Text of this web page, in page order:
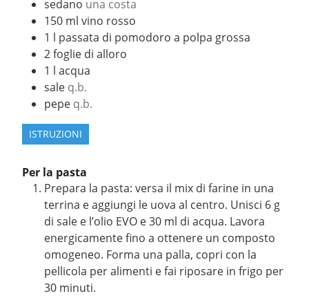
sedano una costa
150 ml vino rosso
1 l passata di pomodoro a polpa grossa
2foglie di alloro
1 l acqua
sale q.b.
pepe q.b.
ISTRUZIONI
Per la pasta
Prepara la pasta: versa il mix di farine in una
terrina e aggiungi le uova al centro. Unisci 6 g
di sale e l’olio EVO e 30 ml di acqua. Lavora
energicamente fino a ottenere un composto
omogeneo. Forma una palla, copri con la
pellicola per alimenti e fai riposare in frigo per
30 minuti.